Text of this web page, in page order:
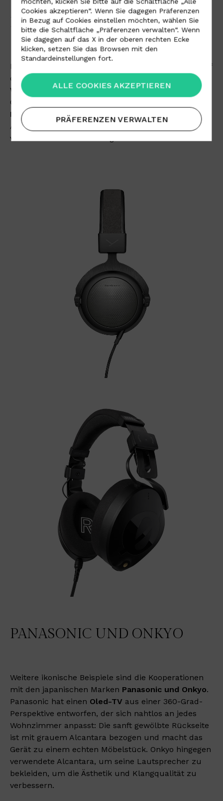
BEYERDYNAMIC UND RØDE
Im Audiobereich wird das Made-in-Italy-Material auf
den Ohrpolstern der
Wireless Copper Kopfhörer sowie auf den
Ohrpolstern und dem Kopfbügel des
Modells
verwendet. Die Kombination aus Komfort,
Atmungsaktivität und Qualität hat zu einem
verbesserten Hörerlebnis geführt.
PANASONIC UND ONKYO
Weitere ikonische Beispiele sind die Kooperationen
mit den japanischen Marken Panasonic und Onkyo.
Panasonic hat einen Oled-TV aus einer 360-Grad-
Perspektive entworfen, der sich nahtlos an jedes
Wohnzimmer anpasst: Die sanft gewölbte Rückseite
ist mit grauem Alcantara bezogen und macht das
Gerät zu einem echten Möbelstück. Onkyo hingegen
verwendete Alcantara, um seine Lautsprecher zu
bekleiden, um die Ästhetik und Klangqualität zu
verbessern.
Cookies akzeptieren“. Wenn Sie dagegen Präferenzen
in Bezug auf Cookies einstellen möchten, wählen Sie
bitte die Schaltfläche „Präferenzen verwalten“. Wenn
Sie dagegen auf das X in der oberen rechten Ecke
klicken, setzen Sie das Browsen mit den
Standardeinstellungen fort.
ALLE COOKIES AKZEPTIEREN
PRÄFERENZEN VERWALTEN